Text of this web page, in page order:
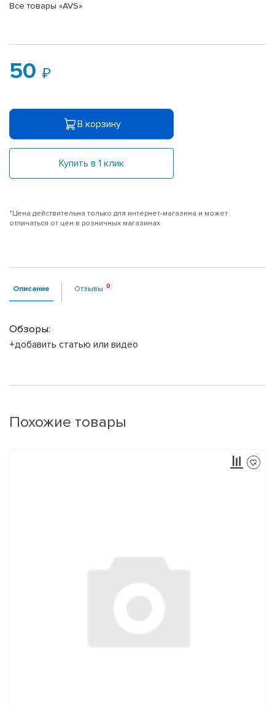
Все товары «AVS»
50
В корзину
Купить в 1 клик
*Цена действительна только для интернет-магазина и может
отличаться от цен в розничных магазинах
Описание Отзывы
Обзоры:
+добавить статью или видео
Похожие товары